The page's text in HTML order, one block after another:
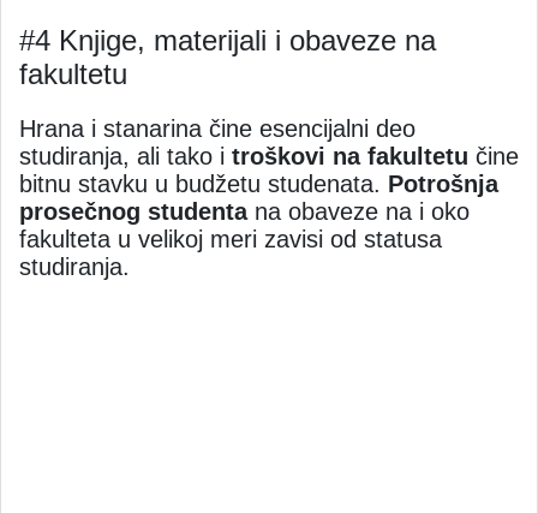
#4 Knjige, materijali i obaveze na
fakultetu
Hrana i stanarina čine esencijalni deo
studiranja, ali tako i troškovi na fakultetu čine
bitnu stavku u budžetu studenata. Potrošnja
prosečnog studenta na obaveze na i oko
fakulteta u velikoj meri zavisi od statusa
studiranja.